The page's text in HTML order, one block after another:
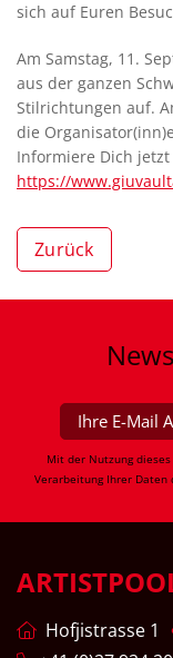
sich auf Euren
Am Samstag, 11.
aus der ganzen
Stilrichtungen auf.
die
Informiere Dich
https://
Zurück
Mit der Nutzung
Verarbeitung Ihrer Daten
Hofjistrasse 1